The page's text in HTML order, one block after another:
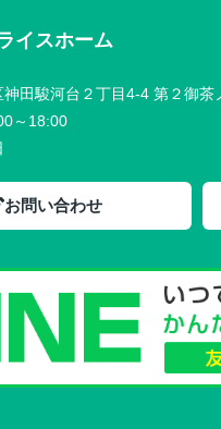
イスホーム
田駿河台２丁目4-4 第２御茶
～18:00
お問い合わせ